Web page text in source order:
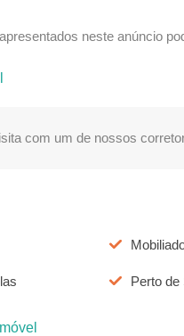
neste anúncio
com um de nossos
Perto de